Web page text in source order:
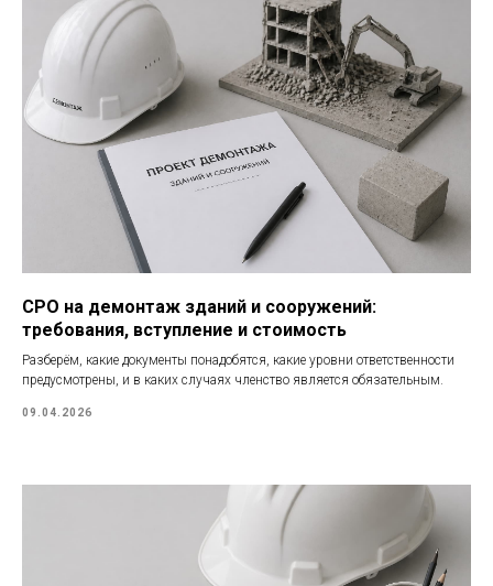
СРО на демонтаж зданий и сооружений:
требования, вступление и стоимость
Разберём, какие документы понадобятся, какие уровни ответственности
предусмотрены, и в каких случаях членство является обязательным.
09.04.2026